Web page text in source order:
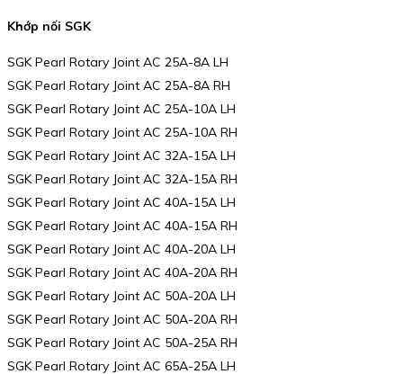
Khớp nối SGK
SGK Pearl Rotary Joint AC 25A-8A LH
SGK Pearl Rotary Joint AC 25A-8A RH
SGK Pearl Rotary Joint AC 25A-10A LH
SGK Pearl Rotary Joint AC 25A-10A RH
SGK Pearl Rotary Joint AC 32A-15A LH
SGK Pearl Rotary Joint AC 32A-15A RH
SGK Pearl Rotary Joint AC 40A-15A LH
SGK Pearl Rotary Joint AC 40A-15A RH
SGK Pearl Rotary Joint AC 40A-20A LH
SGK Pearl Rotary Joint AC 40A-20A RH
SGK Pearl Rotary Joint AC 50A-20A LH
SGK Pearl Rotary Joint AC 50A-20A RH
SGK Pearl Rotary Joint AC 50A-25A RH
SGK Pearl Rotary Joint AC 65A-25A LH